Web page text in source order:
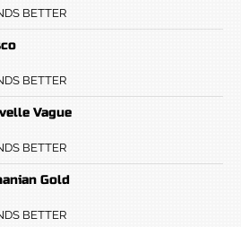
BETTER
BETTER
Vague
BETTER
Gold
BETTER